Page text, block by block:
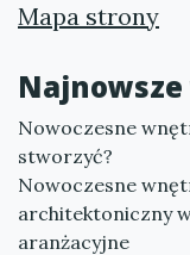
Mapa strony
Nowoczesne
stworzyć?
Nowoczesne
architektoniczny
aranżacyjne